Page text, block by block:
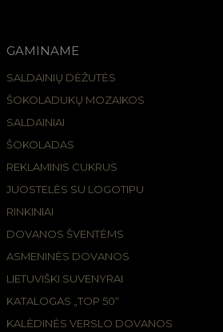
GAMINAME
SALDAINIŲ DĖŽUTĖS
ŠOKOLADUKŲ MOZAIKOS
SALDAINIAI
ŠOKOLADAS
REKLAMINIS CUKRUS
JUOSTELĖS SU LOGOTIPU
RINKINIAI
DOVANOS ŠVENTĖMS
ASMENINĖS DOVANOS
LIETUVIŠKI SUVENYRAI
KATALOGAS „TOP 50“
KALĖDINĖS VERSLO DOVANOS